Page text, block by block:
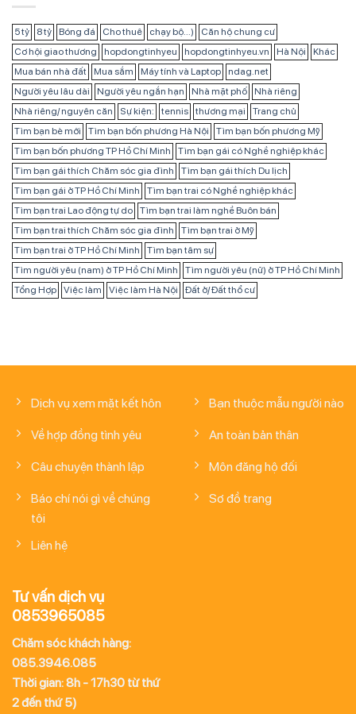
5 tỷ 8 tỷ Bóng đá Cho thuê chạy bộ...)
Căn hộ chung cư
Cơ hội giao thương
hopdongtinhyeu hopdongtinhyeu.vn Hà Nội
Khác
Mua bán nhà đất
Mua sắm Máy tính và Laptop
ndag.net
Người yêu lâu dài
Người yêu ngắn hạn Nhà mặt phố
Nhà riêng
Nhà riêng/ nguyên căn
Sự kiện: tennis thương mại
Trang chủ
Tìm bạn bè mới
Tìm bạn bốn phương Hà Nội
Tìm bạn bốn phương Mỹ
Tìm bạn bốn phương TP Hồ Chí Minh
Tìm bạn gái có Nghề nghiệp khác
Tìm bạn gái thích Chăm sóc gia đình
Tìm bạn gái thích Du lịch
Tìm bạn gái ở TP Hồ Chí Minh
Tìm bạn trai có Nghề nghiệp khác
Tìm bạn trai Lao động tự do
Tìm bạn trai làm nghề Buôn bán
Tìm bạn trai thích Chăm sóc gia đình
Tìm bạn trai ở Mỹ
Tìm bạn trai ở TP Hồ Chí Minh
Tìm bạn tâm sự
Tìm người yêu (nam) ở TP Hồ Chí Minh
Tìm người yêu (nữ) ở TP Hồ Chí Minh
Tổng Hợp
Việc làm Việc làm Hà Nội Đất ở/ Đất thổ cư
Dịch vụ xem mặt kết hôn
Về hợp đồng tình yêu
Câu chuyện thành lập
Báo chí nói gì về chúng
tôi
Liên hệ
Bạn thuộc mẫu người nào
An toàn bản thân
Môn đăng hộ đối
Sơ đồ trang
Tư vấn dịch vụ
0853965085
Chăm sóc khách hàng:
085.3946.085
Thời gian: 8h - 17h30 từ thứ
2 đến thứ 5)